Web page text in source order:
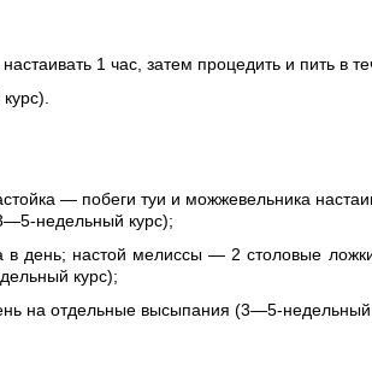
1 час, затем процедить и пить в
— побеги туи и можжевельника
недельный курс);
день; настой мелиссы — 2 столовые
курс);
на отдельные высыпания (3—5-недельный